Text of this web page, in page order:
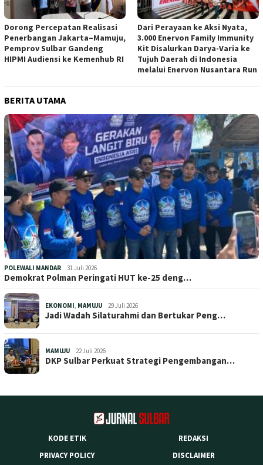
Dorong Percepatan Realisasi
Penerbangan Jakarta–Mamuju,
Pemprov Sulbar Gandeng
HIPMI Audiensi ke Kemenhub RI
Dari Perayaan ke Aksi Nyata,
3.000 Enervon Family Immunity
Kit Disalurkan Darya-Varia ke
Tujuh Daerah di Indonesia
melalui Enervon Nusantara Run
BERITA UTAMA
POLEWALI MANDAR 31 Juli 2026
Demokrat Polman Peringati HUT ke-25 deng…
EKONOMI, MAMUJU 29 Juli 2026
Jadi Wadah Silaturahmi dan Bertukar Peng…
MAMUJU 22 Juli 2026
DKP Sulbar Perkuat Strategi Pengembangan…
KODE ETIK
REDAKSI
PRIVACY POLICY
DISCLAIMER